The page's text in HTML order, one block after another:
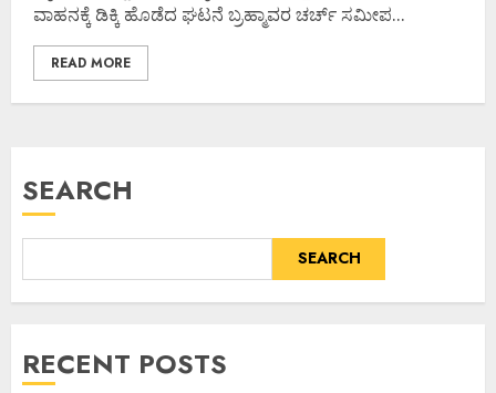
ವಾಹನಕ್ಕೆ ಡಿಕ್ಕಿ ಹೊಡೆದ ಘಟನೆ ಬ್ರಹ್ಮಾವರ ಚರ್ಚ್ ಸಮೀಪ...
READ MORE
SEARCH
SEARCH
RECENT POSTS